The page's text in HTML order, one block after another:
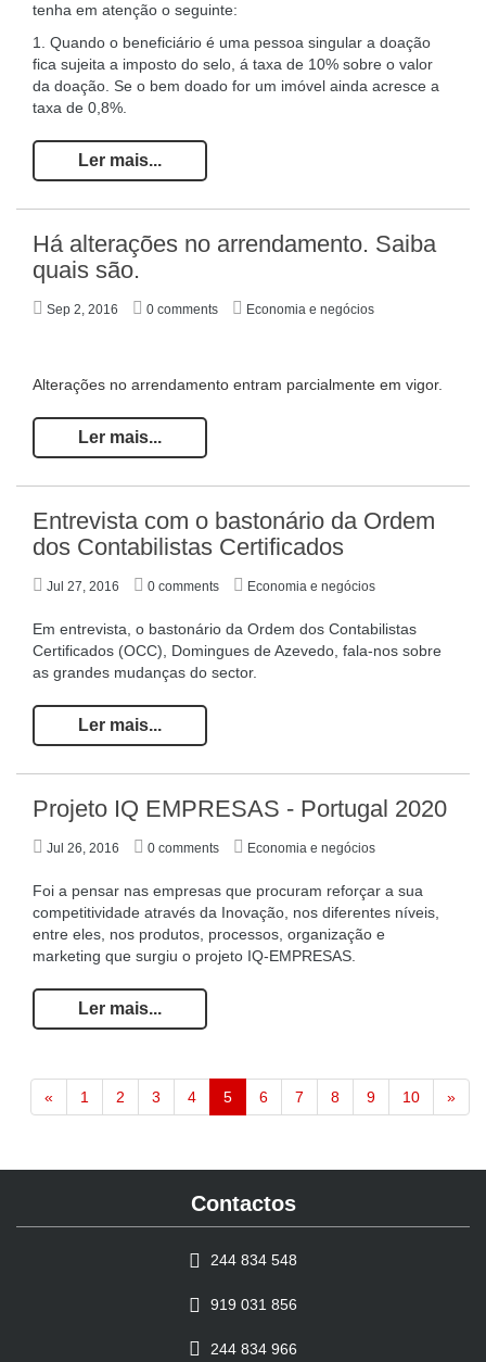
tenha em atenção o seguinte:
1. Quando o beneficiário é uma pessoa singular a doação
fica sujeita a imposto do selo, á taxa de 10% sobre o valor
da doação. Se o bem doado for um imóvel ainda acresce a
taxa de 0,8%.
Ler mais...
Há alterações no arrendamento. Saiba
quais são.
Sep 2, 2016 0 comments Economia e negócios
Alterações no arrendamento entram parcialmente em vigor.
Ler mais...
Entrevista com o bastonário da Ordem
dos Contabilistas Certificados
Jul 27, 2016 0 comments Economia e negócios
Em entrevista, o bastonário da Ordem dos Contabilistas
Certificados (OCC), Domingues de Azevedo, fala-nos sobre
as grandes mudanças do sector.
Ler mais...
Projeto IQ EMPRESAS - Portugal 2020
Jul 26, 2016 0 comments Economia e negócios
Foi a pensar nas empresas que procuram reforçar a sua
competitividade através da Inovação, nos diferentes níveis,
entre eles, nos produtos, processos, organização e
marketing que surgiu o projeto IQ-EMPRESAS
Ler mais...
« 1 2 3 4 5 6 7 8 9 10 »
Contactos
244 834 548
919 031 856
244 834 966